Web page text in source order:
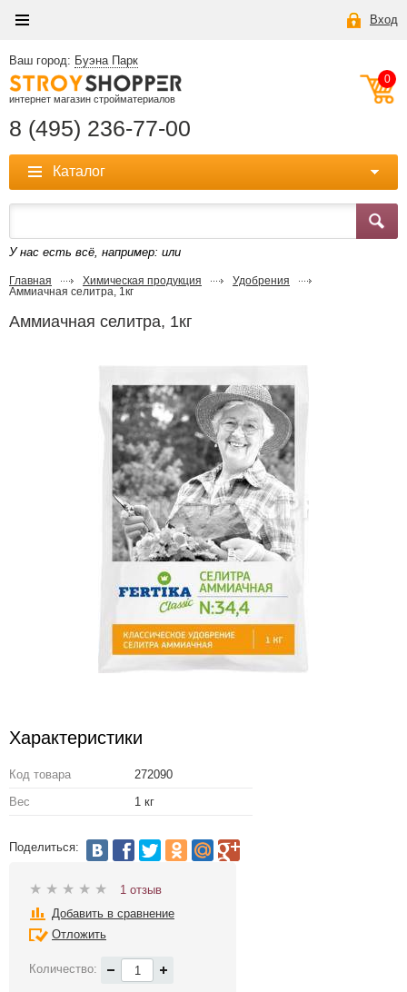
Вход
Ваш город: Буэна Парк
интернет магазин стройматериалов
8 (495) 236-77-00
0
Каталог
У нас есть всё, например: или
Главная Химическая продукция
Удобрения
Аммиачная селитра, 1кг
Аммиачная селитра, 1кг
Характеристики
Код товара
272090
Вес
1 кг
Поделиться:
1 отзыв
Добавить в сравнение
Отложить
Количество: